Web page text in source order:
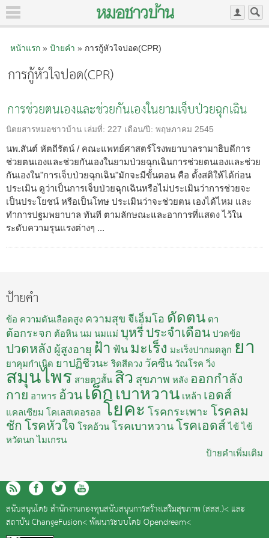
หน้าแรก» ป้ายคำ » การกู้หัวใจปอด(CPR)
การกู้หัวใจปอด(CPR)
การช่วยตนเองและช่วยกันเองในยามเจ็บป่วยฉุกเฉิน
นิตยสารหมอชาวบ้าน เล่มที่: 227 เดือน/ปี: พฤษภาคม 2545
นพ.สันต์ หัตถีรัตน์ / คณะแพทย์ศาสตร์โรงพยาบาลรามาธิบดีการ
ช่วยตนเองและช่วยกันเองในยามป่วยฉุกเฉินการช่วยตนเองและช่วย
กันเองใน"การเจ็บป่วยฉุกเฉิน"มักจะมีขั้นตอน คือ ตั้งสติให้ได้ก่อน
ประเมิน ดูว่าเป็นการเจ็บป่วยฉุกเฉินหรือไม่ประเมินว่าการช่วยจะ
เป็นประโยชน์ หรือเป็นโทษ ประเมินว่าจะช่วยตน เองได้ไหม และ
ทำการปฐมพยาบาล ทันที ตามลักษณะและอาการที่แสดง ไว้ใน
ระดับความรุนแรงต่างๆ ...
ป้ายคำ
ข้อ ความดันเลือดสูง ความสุข จีเอ็มโอ ดัดตน ตา
ต้อกระจก ต้อหิน นม นมแม่ บุหรี่ ประจำเดือน ปวดข้อ
ปวดหลัง ผู้สูงอายุ ฝ้า ฟัน มะเร็ง มะเร็งปากมดลูก ยา
ยาคุมกำเนิด ยาปฏิชีวนะ ริดสีดวง วัคซีน วัณโรค วิ่ง
สมุนไพร สายตาสั้น สิว สุขภาพ หลัง ออกกำลัง
กาย อาหาร อ้วน เด็ก เบาหวาน เหล้า เอดส์
แคลเซียม โคเลสเตอรอล โยคะ โรคกระเพาะ โรคลม
ชัก โรคหัวใจ โรคอ้วน โรคเบาหวาน โรคเอดส์ ไข้ ไข้
หวัดนก ไมเกรน
ป้ายคำเพิ่มเติม
สนับสนุนโดย สำนักงานกองทุนสนับสนุนการสร้างเสริมสุขภาพ (สสส.)< และ
สถาบัน ChangeFusion<พัฒนาระบบโดย Opendream<